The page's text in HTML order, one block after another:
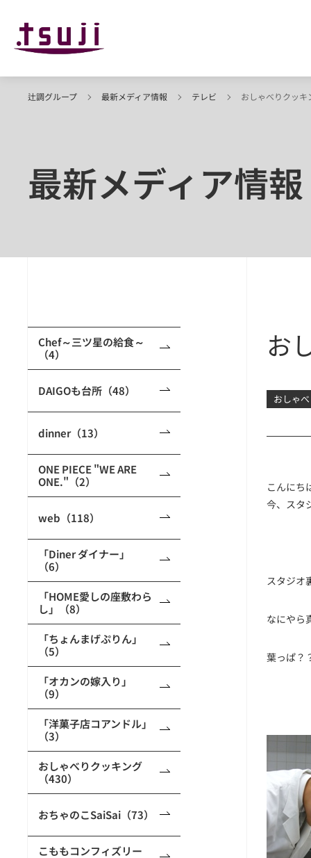
辻調グループ 最新メディア情報 テレビ おしゃべりクッ
最新メディア情報
Chef～三ツ星の給食～
（4）
DAIGOも台所（48）
dinner（13）
ONE PIECE "WE ARE
ONE."（2）
web（118）
「Diner ダイナー」
（6）
「HOME愛しの座敷わら
し」（8）
「ちょんまげぷりん」
（5）
「オカンの嫁入り」
（9）
「洋菓子店コアンドル」
（3）
おしゃべりクッキング
（430）
おちゃのこSaiSai（73）
こももコンフィズリー
お
おしゃ
こんにち
今、スタ
スタジオ
なにやら
葉っぱ？